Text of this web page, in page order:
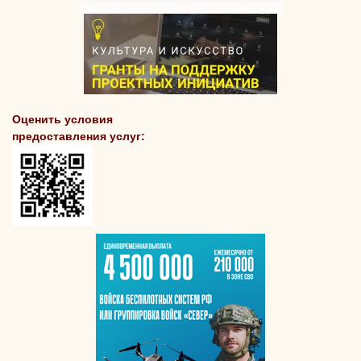
Оценить условия
предоставления услуг: